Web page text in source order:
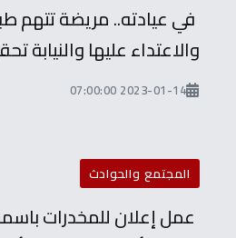
في عيادته.. مريضة تتهم
والاعتداء عليها والنيابة
2023-01-14 07:00:00
المجتمع والحوادث
عمل إعلان للمخدرات